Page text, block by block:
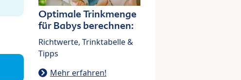
Optimale Trinkmenge
für Babys berechnen:
Richtwerte, Trinktabelle &
Tipps
Mehr erfahren!